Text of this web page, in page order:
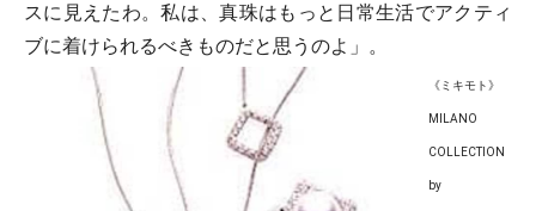
スに見えたわ。私は、真珠はもっと日常生活でアクティ
ブに着けられるべきものだと思うのよ」。
《ミキモト》
MILANO
COLLECTION
by